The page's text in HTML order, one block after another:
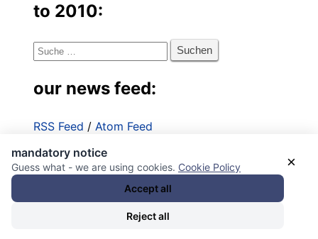
to 2010:
Suche
our news feed:
RSS Feed / Atom Feed
Impressum
Datenschutzerklärung
×
mandatory notice
Guess what - we are using cookies. Cookie Policy
Accept all
Reject all